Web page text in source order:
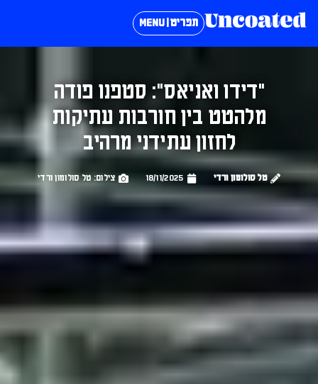
תפריט | MENU
"דידו ואניאס": סטפנו פודה
מלהטט בין חורבות עתיקות
לחזון עתידני מרהיב
טל סולומון ורדי 18/11/2025 צילום: טל סולומון ורדי